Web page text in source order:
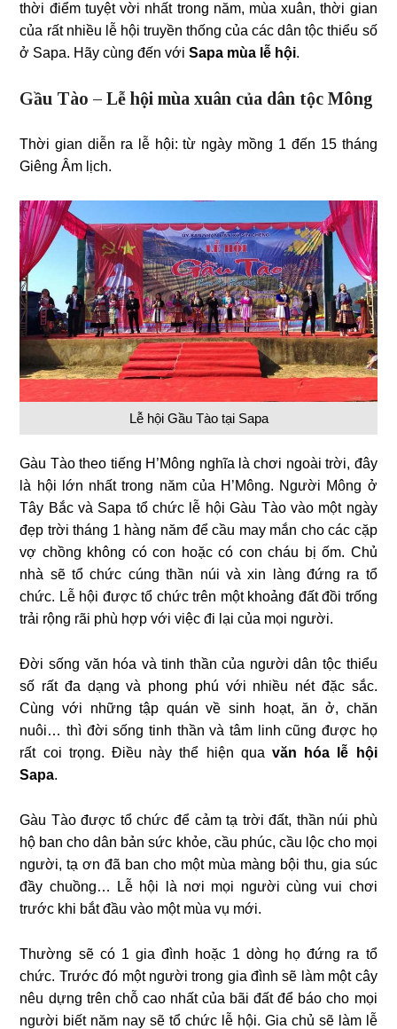
thời điểm tuyệt vời nhất trong năm, mùa xuân, thời gian
của rất nhiều lễ hội truyền thống của các dân tộc thiểu số
ở Sapa. Hãy cùng đến vớiSapa mùa lễ hội.
Gầu Tào – Lễ hội mùa xuân của dân tộc Mông
Thời gian diễn ra lễ hội: từ ngày mồng 1 đến 15 tháng
Giêng Âm lịch.
Lễ hội Gầu Tào tại Sapa
Gàu Tào theo tiếng H’Mông nghĩa là chơi ngoài trời, đây
là hội lớn nhất trong năm của H’Mông. Người Mông ở
Tây Bắc và Sapa tổ chức lễ hội Gàu Tào vào một ngày
đẹp trời tháng 1 hàng năm để cầu may mắn cho các cặp
vợ chồng không có con hoặc có con cháu bị ốm. Chủ
nhà sẽ tổ chức cúng thần núi và xin làng đứng ra tổ
chức. Lễ hội được tổ chức trên một khoảng đất đồi trống
trải rộng rãi phù hợp với việc đi lại của mọi người.
Đời sống văn hóa và tinh thần của người dân tộc thiểu
số rất đa dạng và phong phú với nhiều nét đặc sắc.
Cùng với những tập quán về sinh hoạt, ăn ở, chăn
nuôi… thì đời sống tinh thần và tâm linh cũng được họ
rất coi trọng. Điều này thể hiện qua văn hóa lễ hội
Sapa.
Gàu Tào được tổ chức để cảm tạ trời đất, thần núi phù
hộ ban cho dân bản sức khỏe, cầu phúc, cầu lộc cho mọi
người, tạ ơn đã ban cho một mùa màng bội thu, gia súc
đầy chuồng… Lễ hội là nơi mọi người cùng vui chơi
trước khi bắt đầu vào một mùa vụ mới.
Thường sẽ có 1 gia đình hoặc 1 dòng họ đứng ra tổ
chức. Trước đó một người trong gia đình sẽ làm một cây
nêu dựng trên chỗ cao nhất của bãi đất để báo cho mọi
người biết năm nay sẽ tổ chức lễ hội. Gia chủ sẽ làm lễ